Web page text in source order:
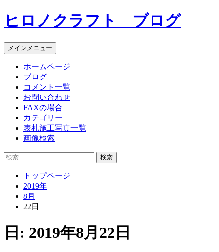
コ
ン
ン
ツ
ヒロノクラフト ブログ
メインメニュー
ホームページ
ブログ
コメント一覧
お問い合わせ
FAXの場合
カテゴリー
表札施工写真一覧
画像検索
検
トップページ
2019年
8月
22日
日: 2019年8月22日